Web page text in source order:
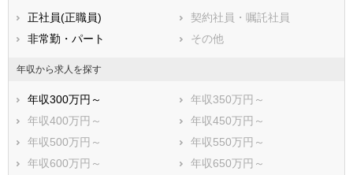
鹿児島県
正社員(正職員)
契約社員・嘱託社員
非常勤・パート
その他
年収から求人を探す
年収300万円～
年収350万円～
年収400万円～
年収450万円～
年収500万円～
年収550万円～
年収600万円～
年収650万円～